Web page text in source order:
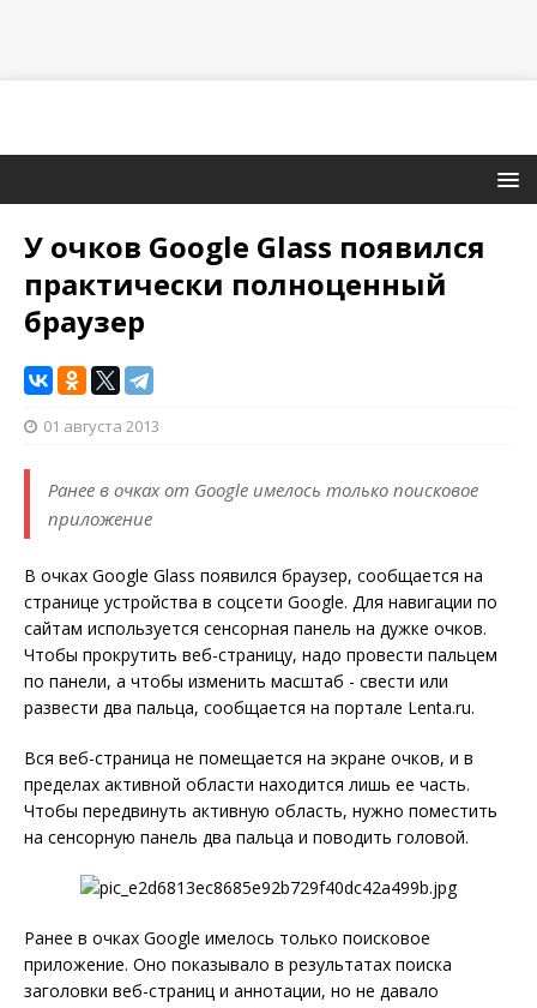
У очков Google Glass появился
практически полноценный
браузер
01 августа 2013
Ранее в очках от Google имелось только поисковое
приложение
В очках Google Glass появился браузер, сообщается на
странице устройства в соцсети Google. Для навигации по
сайтам используется сенсорная панель на дужке очков.
Чтобы прокрутить веб-страницу, надо провести пальцем
по панели, а чтобы изменить масштаб - свести или
развести два пальца, сообщается на портале Lenta.ru.
Вся веб-страница не помещается на экране очков, и в
пределах активной области находится лишь ее часть.
Чтобы передвинуть активную область, нужно поместить
на сенсорную панель два пальца и поводить головой.
Ранее в очках Google имелось только поисковое
приложение. Оно показывало в результатах поиска
заголовки веб-страниц и аннотации, но не давало